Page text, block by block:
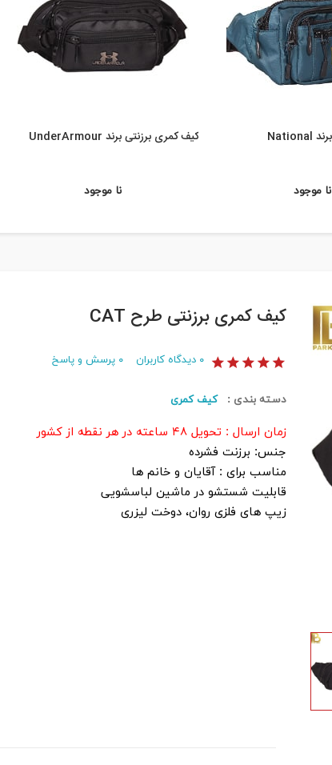
کیف کمری برزنتی برند National
نا موجود
کیف کمری برزنتی برند UnderArmour
نا موجود
کیف کمری برزنتی طرح CAT
۰ دیدگاه کاربران ۰ پرسش و پاسخ
دسته بندی : کیف کمری
زمان ارسال : تحویل ۴۸ ساعته در هر نقطه از کشور
جنس: برزنت فشرده
مناسب برای : آقایان و خانم ها
قابلیت شستشو در ماشین لباسشویی
زیپ های فلزی روان، دوخت لیزری